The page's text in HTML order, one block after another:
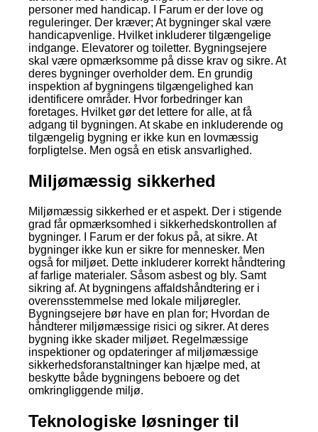
personer med handicap. I Farum er der love og
reguleringer. Der kræver; At bygninger skal være
handicapvenlige. Hvilket inkluderer tilgængelige
indgange. Elevatorer og toiletter. Bygningsejere
skal være opmærksomme på disse krav og sikre. At
deres bygninger overholder dem. En grundig
inspektion af bygningens tilgængelighed kan
identificere områder. Hvor forbedringer kan
foretages. Hvilket gør det lettere for alle, at få
adgang til bygningen. At skabe en inkluderende og
tilgængelig bygning er ikke kun en lovmæssig
forpligtelse. Men også en etisk ansvarlighed.
Miljømæssig sikkerhed
Miljømæssig sikkerhed er et aspekt. Der i stigende
grad får opmærksomhed i sikkerhedskontrollen af
bygninger. I Farum er der fokus på, at sikre. At
bygninger ikke kun er sikre for mennesker. Men
også for miljøet. Dette inkluderer korrekt håndtering
af farlige materialer. Såsom asbest og bly. Samt
sikring af. At bygningens affaldshåndtering er i
overensstemmelse med lokale miljøregler.
Bygningsejere bør have en plan for; Hvordan de
håndterer miljømæssige risici og sikrer. At deres
bygning ikke skader miljøet. Regelmæssige
inspektioner og opdateringer af miljømæssige
sikkerhedsforanstaltninger kan hjælpe med, at
beskytte både bygningens beboere og det
omkringliggende miljø.
Teknologiske løsninger til